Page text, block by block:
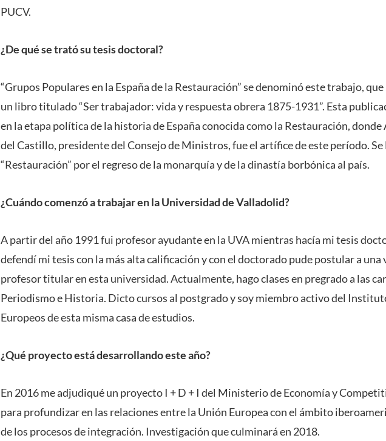
PUCV.
¿De qué se trató su tesis doctoral?
“Grupos Populares en la España de la Restauración” se denominó este trabajo,
un libro titulado “Ser trabajador: vida y respuesta obrera 1875-1931”. Esta
en la etapa política de la historia de España conocida como la Restauración,
del Castillo, presidente del Consejo de Ministros, fue el artífice de este período. Se
“Restauración” por el regreso de la monarquía y de la dinastía borbónica al país.
¿Cuándo comenzó a trabajar en la Universidad de Valladolid?
A partir del año 1991 fui profesor ayudante en la UVA mientras hacía mi tesis
defendí mi tesis con la más alta calificación y con el doctorado pude postular a una
profesor titular en esta universidad. Actualmente, hago clases en pregrado a las
Periodismo e Historia. Dicto cursos al postgrado y soy miembro activo del
Europeos de esta misma casa de estudios.
¿Qué proyecto está desarrollando este año?
En 2016 me adjudiqué un proyecto I + D + I del Ministerio de Economía y
para profundizar en las relaciones entre la Unión Europea con el ámbito
de los procesos de integración. Investigación que culminará en 2018.